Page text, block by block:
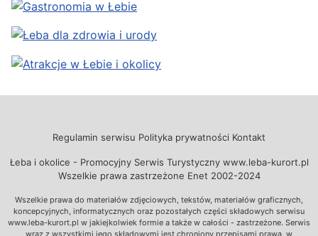
Regulamin serwisu Polityka prywatności Kontakt
Łeba i okolice - Promocyjny Serwis Turystyczny www.leba-kurort.pl
Wszelkie prawa zastrzeżone Enet 2002-2024
Wszelkie prawa do materiałów zdjęciowych, tekstów, materiałów graficznych,
koncepcyjnych, informatycznych oraz pozostałych części składowych serwisu
www.leba-kurort.pl w jakiejkolwiek formie a także w całości - zastrzeżone. Serwis
wraz z wszystkimi jego składowymi jest chroniony przepisami prawa, w